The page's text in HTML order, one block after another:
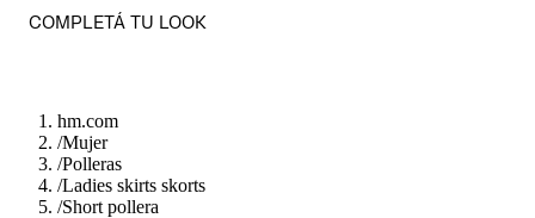
COMPLETÁ TU LOOK
hm.com
/Mujer
/Polleras
/Ladies skirts skorts
/Short pollera